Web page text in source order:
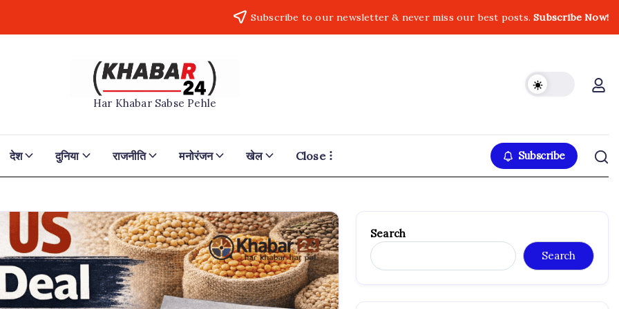
Subscribe to our newsletter & never miss our best posts.Subscribe Now!
Khabar24
Har Khabar Sabse Pehle
देश दुनिया राजनीति मनोरंजन खेल Close Subscribe
Search
Search